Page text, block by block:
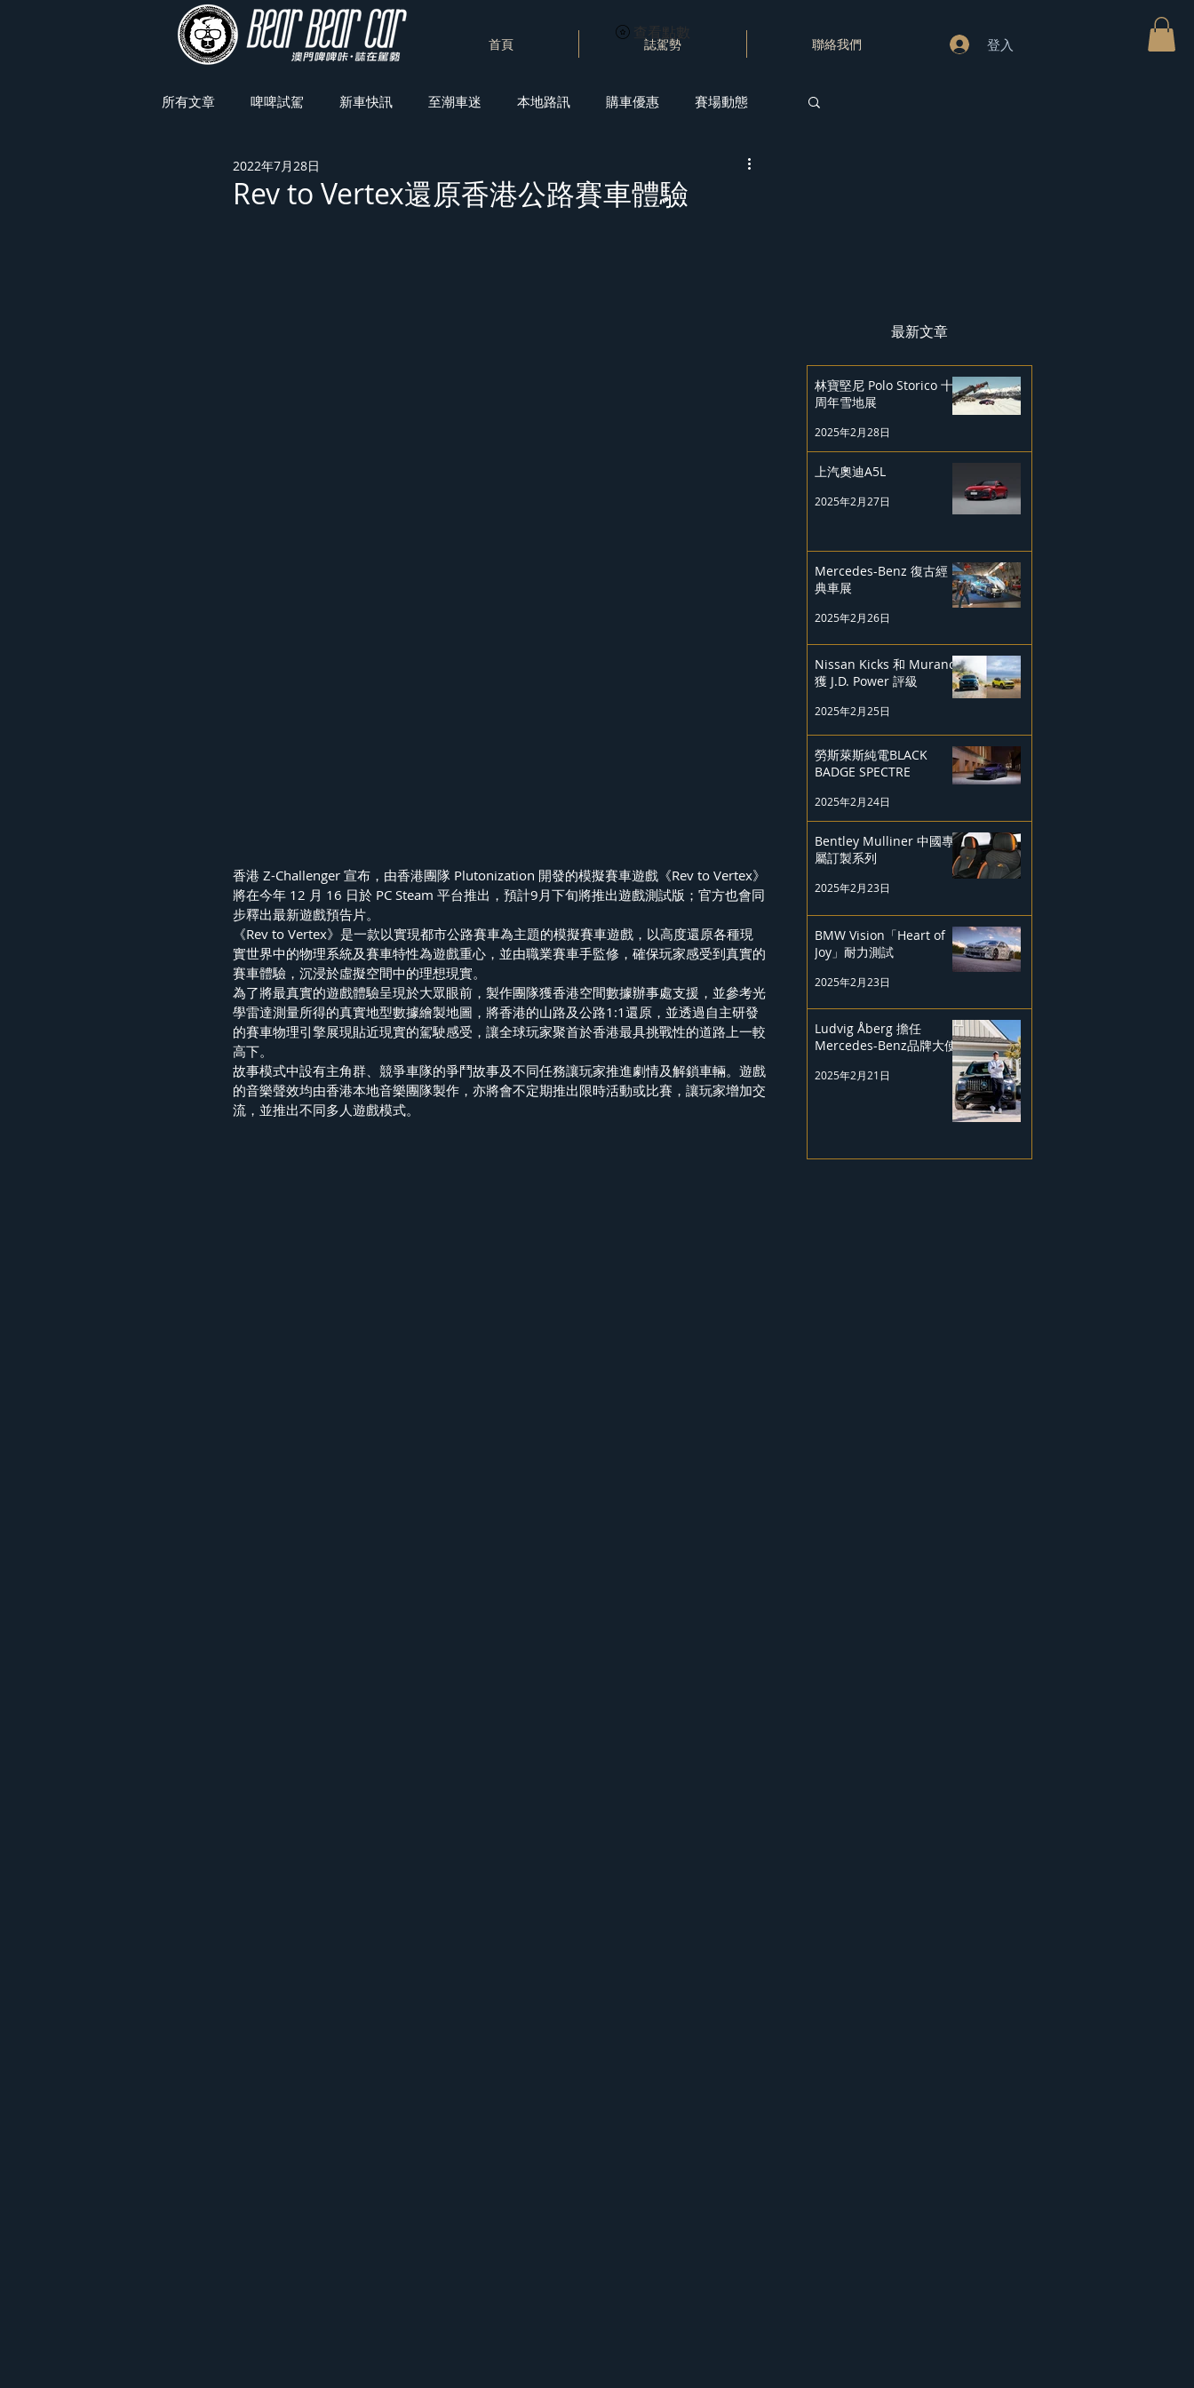
首頁 誌駕勢 聯絡我們 登入
查看點數
所有文章 啤啤試駕 新車快訊 至潮車迷 本地路訊 購車優惠 賽場動態
車展焦點
Rev to Vertex還原香港公路賽車體驗
2022年7月28日
香港 Z-Challenger 宣布，由香港團隊 Plutonization 開發的模擬賽車遊戲《Rev to Vertex》
將在今年 12 月 16 日於 PC Steam 平台推出，預計9月下旬將推出遊戲測試版；官方也會同
步釋出最新遊戲預告片。
《Rev to Vertex》是一款以實現都市公路賽車為主題的模擬賽車遊戲，以高度還原各種現
實世界中的物理系統及賽車特性為遊戲重心，並由職業賽車手監修，確保玩家感受到真實的
賽車體驗，沉浸於虛擬空間中的理想現實。
為了將最真實的遊戲體驗呈現於大眾眼前，製作團隊獲香港空間數據辦事處支援，並參考光
學雷達測量所得的真實地型數據繪製地圖，將香港的山路及公路1:1還原，並透過自主研發
的賽車物理引擎展現貼近現實的駕駛感受，讓全球玩家聚首於香港最具挑戰性的道路上一較
高下。
故事模式中設有主角群、競爭車隊的爭鬥故事及不同任務讓玩家推進劇情及解鎖車輛。遊戲
的音樂聲效均由香港本地音樂團隊製作，亦將會不定期推出限時活動或比賽，讓玩家增加交
流，並推出不同多人遊戲模式。
最新文章
林寶堅尼 Polo Storico 十
周年雪地展
2025年2月28日
上汽奧迪A5L
2025年2月27日
Mercedes-Benz 復古經
典車展
2025年2月26日
Nissan Kicks 和 Murano
獲 J.D. Power 評級
2025年2月25日
勞斯萊斯純電BLACK
BADGE SPECTRE
2025年2月24日
Bentley Mulliner 中國專
屬訂製系列
2025年2月23日
BMW Vision「Heart of
Joy」耐力測試
2025年2月23日
Ludvig Åberg 擔任
Mercedes-Benz品牌大使
2025年2月21日